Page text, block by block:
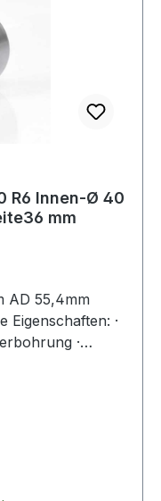
R6 Innen-Ø 40
mm
AD 55,4mm
Eigenschaften: ·
·